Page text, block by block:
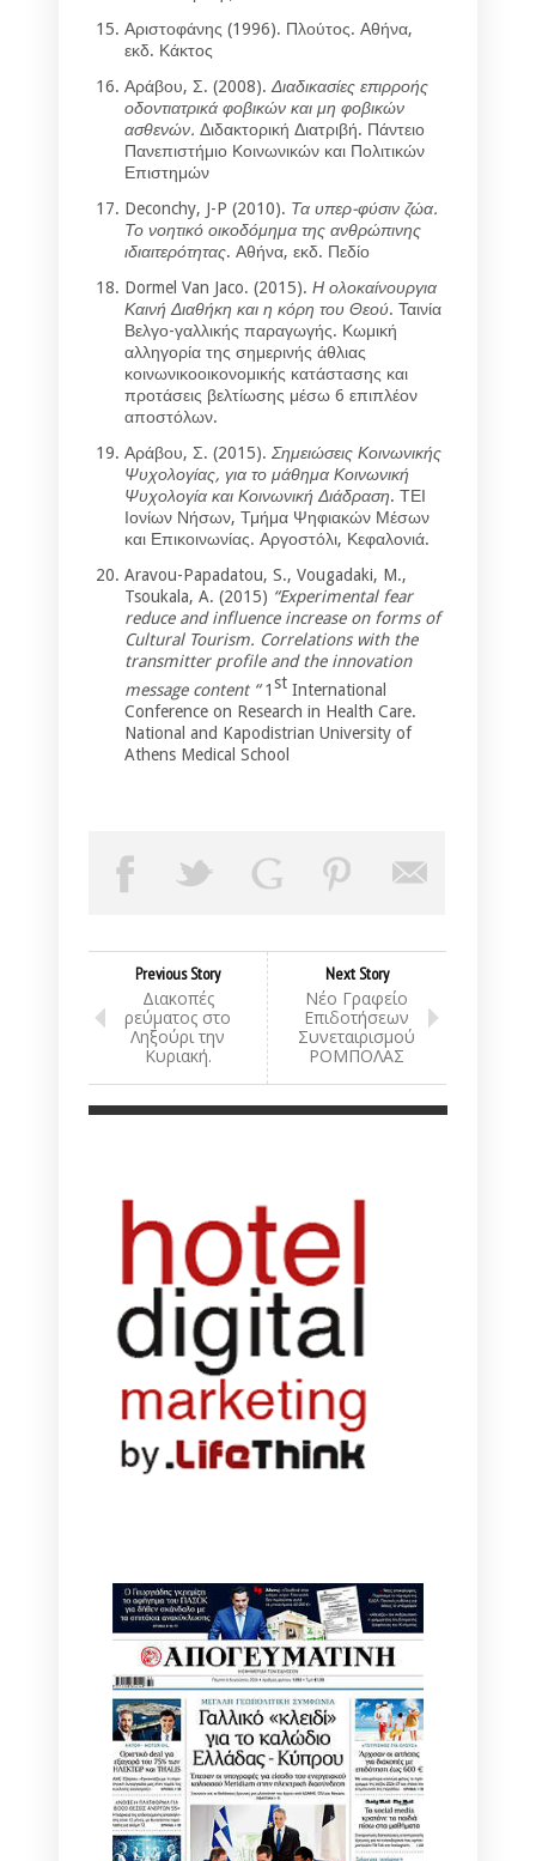
Αριστοφάνης (1996). Πλούτος. Αθήνα,
εκδ. Κάκτος
Αράβου, Σ. (2008).Διαδικασίες επιρροής
οδοντιατρικά φοβικών και μη φοβικών
ασθενών. Διδακτορική Διατριβή. Πάντειο
Πανεπιστήμιο Κοινωνικών και Πολιτικών
Επιστημών
Deconchy, J-P (2010). Τα υπερ-φύσιν ζώα.
Το νοητικό οικοδόμημα της ανθρώπινης
ιδιαιτερότητας. Αθήνα, εκδ. Πεδίο
Dormel Van Jaco. (2015). Η ολοκαίνουργια
Καινή Διαθήκη και η κόρη του Θεού. Ταινία
Βελγο-γαλλικής παραγωγής. Κωμική
αλληγορία της σημερινής άθλιας
κοινωνικοοικονομικής κατάστασης και
προτάσεις βελτίωσης μέσω 6 επιπλέον
αποστόλων.
Αράβου, Σ. (2015). Σημειώσεις Κοινωνικής
Ψυχολογίας, για το μάθημα Κοινωνική
Ψυχολογία και Κοινωνική Διάδραση. ΤΕΙ
Ιονίων Νήσων, Τμήμα Ψηφιακών Μέσων
και Επικοινωνίας. Αργοστόλι, Κεφαλονιά.
Aravou-Papadatou, S., Vougadaki, M.,
Tsoukala, A. (2015) “Experimental fear
reduce and influence increase on forms of
Cultural Tourism. Correlations with the
transmitter profile and the innovation
message content “1st International
Conference on Research in Health Care.
National and Kapodistrian University of
Athens Medical School
Previous Story
Διακοπές
ρεύματος στο
Ληξούρι την
Κυριακή.
Next Story
Νέο Γραφείο
Επιδοτήσεων
Συνεταιρισμού
ΡΟΜΠΟΛΑΣ